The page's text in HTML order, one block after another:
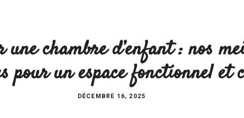
une chambre d’enfant : nos
pour un espace fonctionnel et
DÉCEMBRE 16, 2025